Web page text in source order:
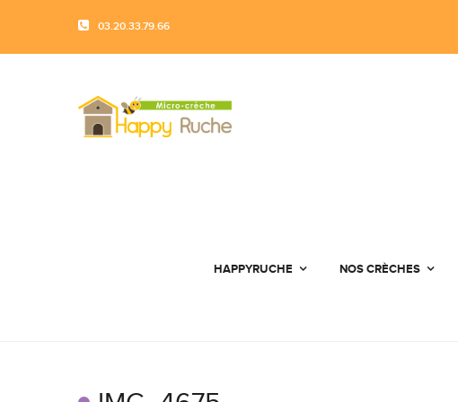
03.20.33.79.66
HAPPYRUCHE NOS CRÈCHES